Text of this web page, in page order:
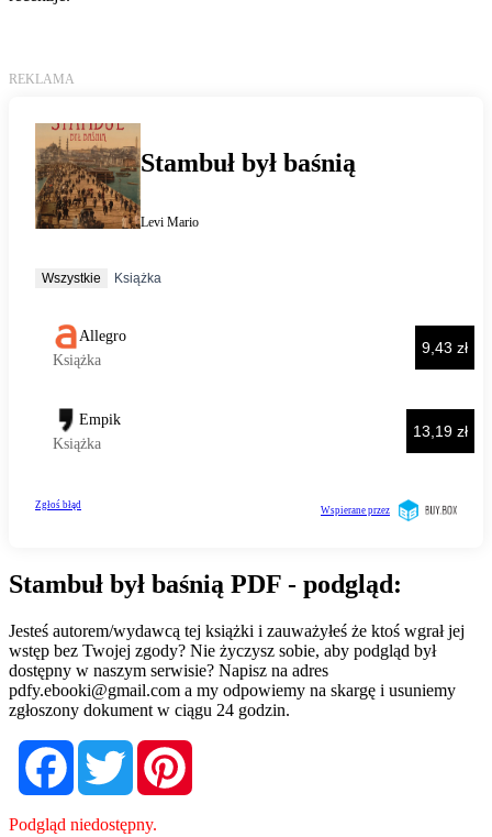
Stambuł był baśnią PDF - podgląd:
Jesteś autorem/wydawcą tej książki i zauważyłeś że ktoś wgrał jej
wstęp bez Twojej zgody? Nie życzysz sobie, aby podgląd był
dostępny w naszym serwisie? Napisz na adres
pdfy.ebooki@gmail.com a my odpowiemy na skargę i usuniemy
zgłoszony dokument w ciągu 24 godzin.
FacebookTwitter
Podgląd niedostępny.